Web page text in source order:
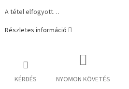
A tétel elfogyott…
Részletes információ
KÉRDÉS NYOMON KÖVETÉS